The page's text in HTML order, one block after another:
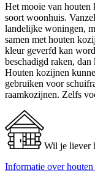
Het mooie van houten
soort woonhuis.
landelijke woningen,
samen met houten
kleur geverfd kan
beschadigd raken,
Houten kozijnen
gebruiken voor
raamkozijnen. Zelfs
Wil je liever
Informatie over